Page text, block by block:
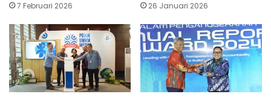
7 Februari 2026 26 Januari 2026